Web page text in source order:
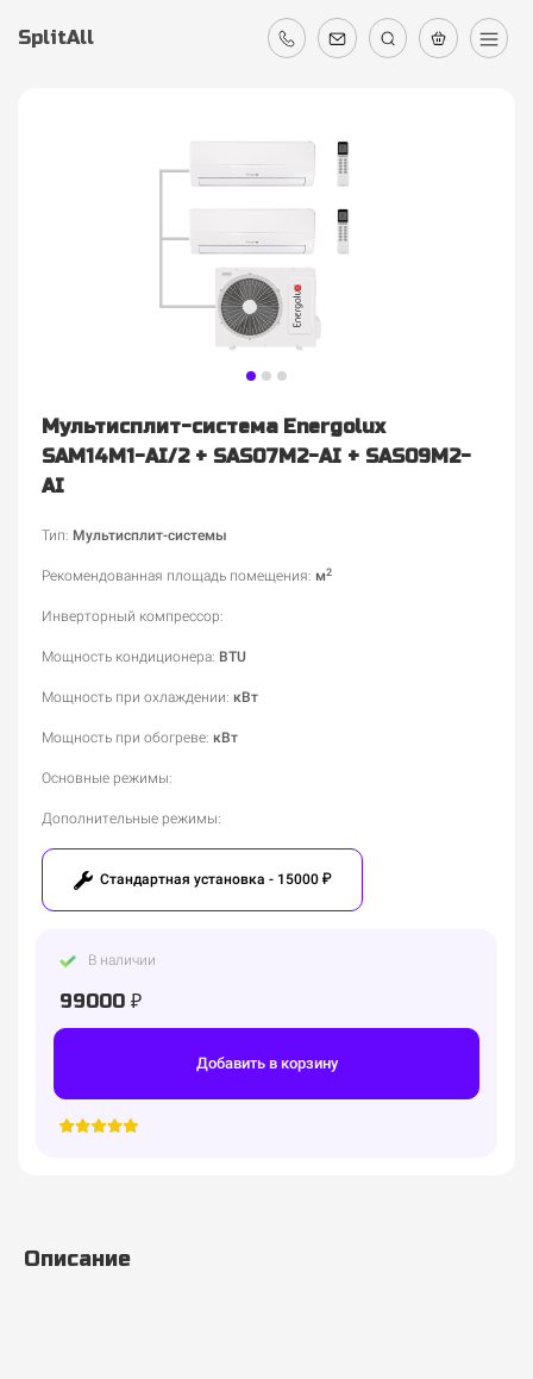
SplitAll
Мультисплит-система Energolux
SAM14M1-AI/2 + SAS07M2-AI + SAS09M2-
AI
Тип: Мультисплит-системы
Рекомендованная площадь помещения: м2
Инверторный компрессор:
Мощность кондиционера: BTU
Мощность при охлаждении: кВт
Мощность при обогреве: кВт
Основные режимы:
Дополнительные режимы:
Стандартная установка - 15000 ₽
В наличии
99000 ₽
Добавить в корзину
Описание